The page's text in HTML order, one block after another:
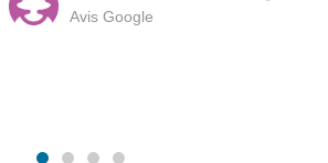
Avis Google